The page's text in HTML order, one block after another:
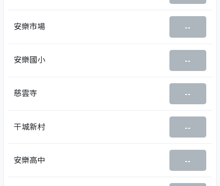
安樂市場 --
安樂國小 --
慈雲寺 --
干城新村 --
安樂高中 --